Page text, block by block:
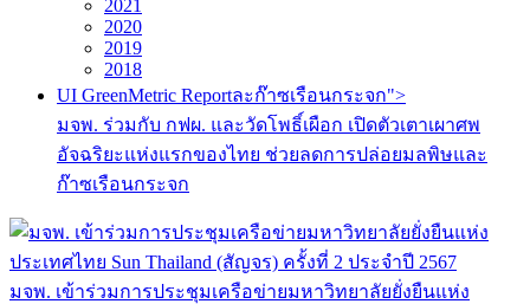
2021
2020
2019
2018
UI GreenMetric Reportละก๊าซเรือนกระจก">
มจพ. ร่วมกับ กฟผ. และวัดโพธิ์เผือก เปิดตัวเตาเผาศพ
อัจฉริยะแห่งแรกของไทย ช่วยลดการปล่อยมลพิษและ
ก๊าซเรือนกระจก
มจพ. เข้าร่วมการประชุมเครือข่ายมหาวิทยาลัยยั่งยืนแห่ง